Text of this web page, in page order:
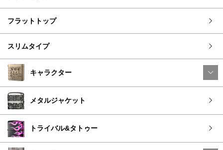
フラットトップ
スリムタイプ
キャラクター
メタルジャケット
トライバル&タトゥー